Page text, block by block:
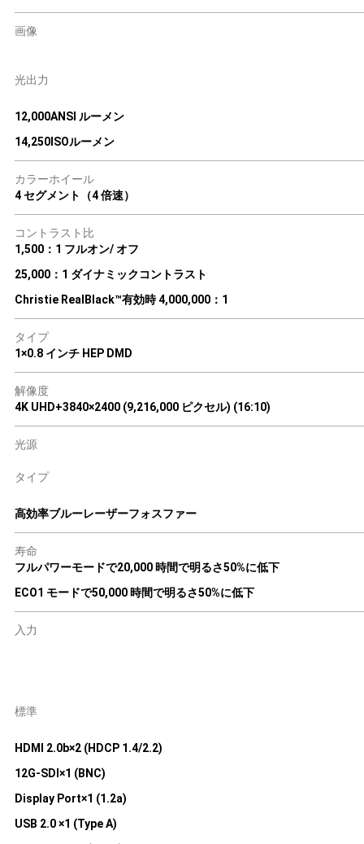
画像
光出力
12,000ANSI ルーメン
14,250ISOルーメン
カラーホイール
4 セグメント（4 倍速）
コントラスト比
1,500：1 フルオン/ オフ
25,000：1 ダイナミックコントラスト
Christie RealBlack™有効時 4,000,000：1
タイプ
1×0.8 インチ HEP DMD
解像度
4K UHD+3840×2400 (9,216,000 ピクセル) (16:10)
光源
タイプ
高効率ブルーレーザーフォスファー
寿命
フルパワーモードで20,000 時間で明るさ50%に低下
ECO1 モードで50,000 時間で明るさ50%に低下
入力
標準
HDMI 2.0b×2 (HDCP 1.4/2.2)
12G-SDI×1 (BNC)
Display Port×1 (1.2a)
USB 2.0 ×1 (Type A)